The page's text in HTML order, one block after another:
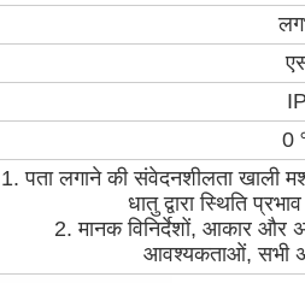
0
1. पता लगाने की संवेदनशीलता खाली
धातु द्वारा स्थिति
2. मानक विनिर्देशों, आकार और
आवश्यकताओं, सभी